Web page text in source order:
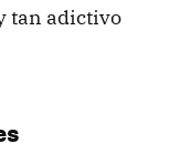
tan adictivo